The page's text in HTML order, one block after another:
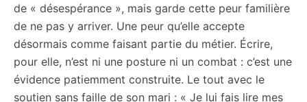
de « désespérance », mais garde cette peur familière
de ne pas y arriver. Une peur qu’elle accepte
désormais comme faisant partie du métier. Écrire,
pour elle, n’est ni une posture ni un combat : c’est une
évidence patiemment construite. Le tout avec le
soutien sans faille de son mari : « Je lui fais lire mes